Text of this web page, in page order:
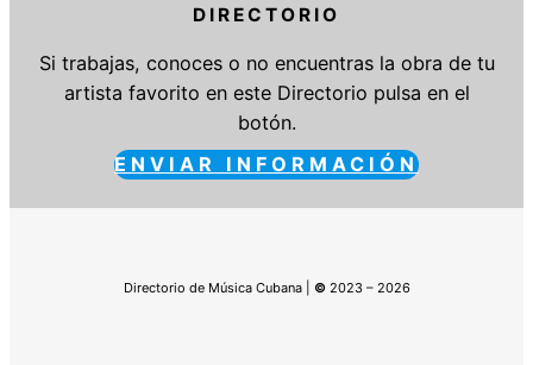
DIRECTORIO
Si trabajas, conoces o no encuentras la obra de tu
artista favorito en este Directorio pulsa en el
botón.
ENVIAR INFORMACIÓN
Directorio de Música Cubana | © 2023 – 2026